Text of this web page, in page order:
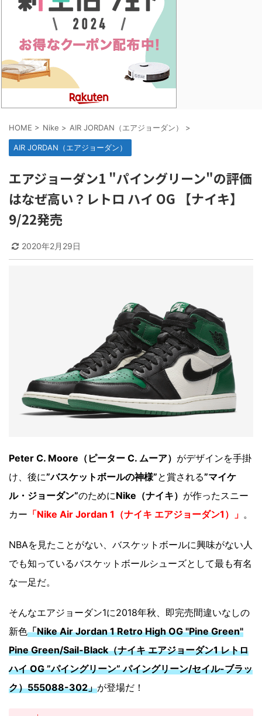
HOME > Nike > AIR JORDAN（エアジョーダン） >
AIR JORDAN（エアジョーダン）
エアジョーダン1 "パイングリーン"の評価
はなぜ高い？レトロ ハイ OG 【ナイキ】
9/22発売
2020年2月29日
Peter C. Moore（ピーター C. ムーア） がデザインを手掛
け、後に”バスケットボールの神様”と賞される”マイケ
ル・ジョーダン”のためにNike（ナイキ） が作ったスニー
カー 「Nike Air Jordan 1（ナイキ エアジョーダン1）」 。
NBAを見たことがない、バスケットボールに興味がない人
でも知っているバスケットボールシューズとして最も有名
な一足だ。
そんなエアジョーダン1に2018年秋、即完売間違いなしの
新色「Nike Air Jordan 1 Retro High OG "Pine Green"
Pine Green/Sail-Black（ナイキ エアジョーダン1 レトロ
ハイ OG ”パイングリーン” パイングリーン/セイル-ブラッ
ク）555088-302」が登場だ！